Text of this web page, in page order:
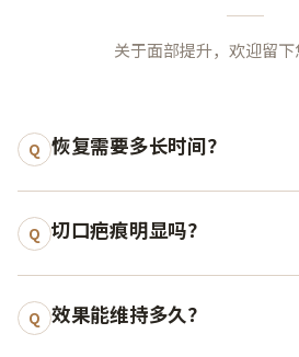
关于面部提升，欢迎留下
Q 恢复需要多长时间？
Q 切口疤痕明显吗？
Q 效果能维持多久？